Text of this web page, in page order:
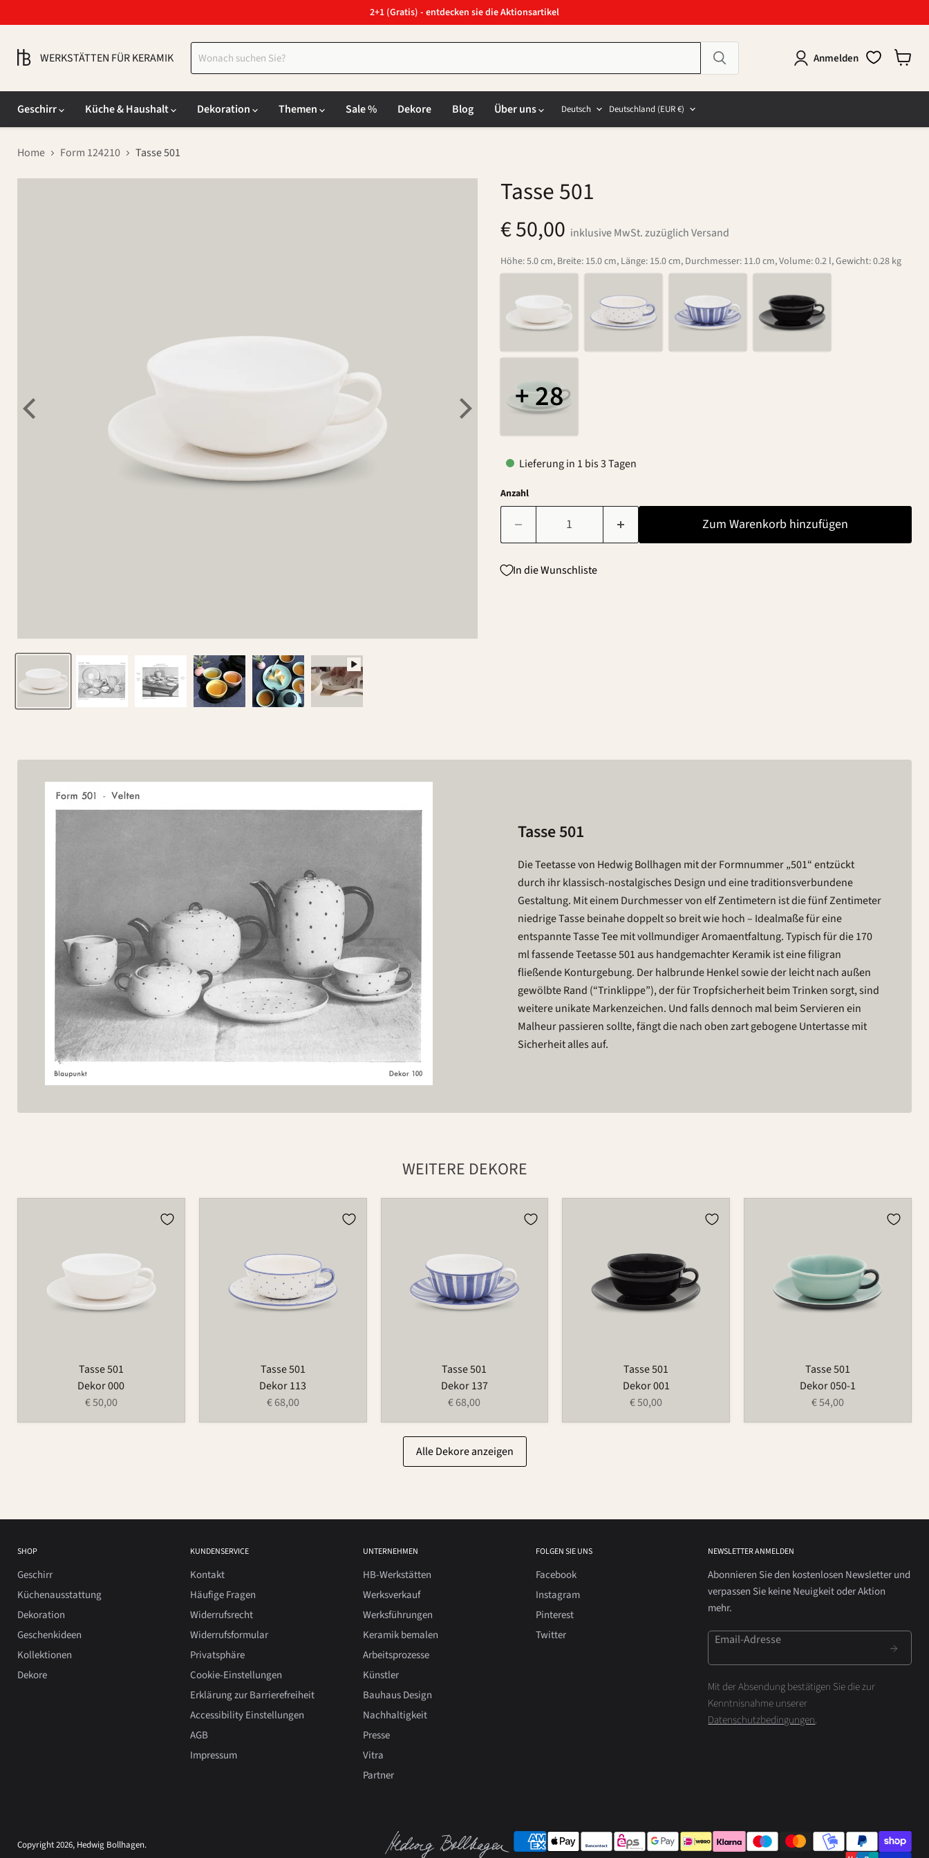
2+1 (Gratis) - entdecken sie die Aktionsartikel
WERKSTÄTTEN FÜR KERAMIK Anmelden
Geschirr
Küche & Haushalt Dekoration Themen Sale % Dekore Blog Über uns Sprache
Deutsch Land
Deutschland (EUR €)
Home Form 124210 Tasse 501
Tasse 501
€ 50,00 inklusive MwSt. zuzüglich Versand
Höhe: 5.0 cm, Breite: 15.0 cm, Länge: 15.0 cm, Durchmesser: 11.0 cm, Volume: 0.2 l, Gewicht: 0.28 kg
+ 28
Lieferung in 1 bis 3 Tagen
Anzahl
Zum Warenkorb hinzufügen
In die Wunschliste
Tasse 501
Die Teetasse von Hedwig Bollhagen mit der Formnummer „501“ entzückt
durch ihr klassisch-nostalgisches Design und eine traditionsverbundene
Gestaltung. Mit einem Durchmesser von elf Zentimetern ist die fünf Zentimeter
niedrige Tasse beinahe doppelt so breit wie hoch – Idealmaße für eine
entspannte Tasse Tee mit vollmundiger Aromaentfaltung. Typisch für die 170
ml fassende Teetasse 501 aus handgemachter Keramik ist eine filigran
fließende Konturgebung. Der halbrunde Henkel sowie der leicht nach außen
gewölbte Rand (“Trinklippe”), der für Tropfsicherheit beim Trinken sorgt, sind
weitere unikate Markenzeichen. Und falls dennoch mal beim Servieren ein
Malheur passieren sollte, fängt die nach oben zart gebogene Untertasse mit
Sicherheit alles auf.
WEITERE DEKORE
Tasse 501
Dekor 000
€ 50,00
Tasse 501
Dekor 113
€ 68,00
Tasse 501
Dekor 137
€ 68,00
Tasse 501
Dekor 001
€ 50,00
Tasse 501
Dekor 050-1
€ 54,00
Alle Dekore anzeigen
SHOP
Geschirr
Küchenausstattung
Dekoration
Geschenkideen
Kollektionen
Dekore
KUNDENSERVICE
Kontakt
Häufige Fragen
Widerrufsrecht
Widerrufsformular
Privatsphäre
Cookie-Einstellungen
Erklärung zur Barrierefreiheit
Accessibility Einstellungen
AGB
Impressum
UNTERNEHMEN
HB-Werkstätten
Werksverkauf
Werksführungen
Keramik bemalen
Arbeitsprozesse
Künstler
Bauhaus Design
Nachhaltigkeit
Presse
Vitra
Partner
FOLGEN SIE UNS
Facebook
Instagram
Pinterest
Twitter
NEWSLETTER ANMELDEN
Abonnieren Sie den kostenlosen Newsletter und
verpassen Sie keine Neuigkeit oder Aktion
mehr.
Email-Adresse
Mit der Absendung bestätigen Sie die zur
Kenntnisnahme unserer
Datenschutzbedingungen.
Copyright 2026, Hedwig Bollhagen.